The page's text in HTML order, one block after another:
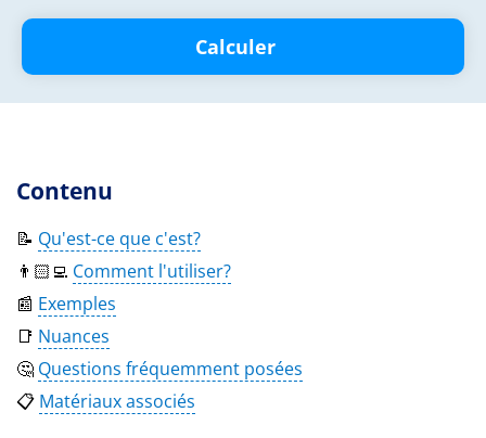
Calculer
Contenu
📝 Qu'est-ce que c'est?
👨🏻‍💻 Comment l'utiliser?
📰 Exemples
📑 Nuances
🤔 Questions fréquemment posées
📋 Matériaux associés